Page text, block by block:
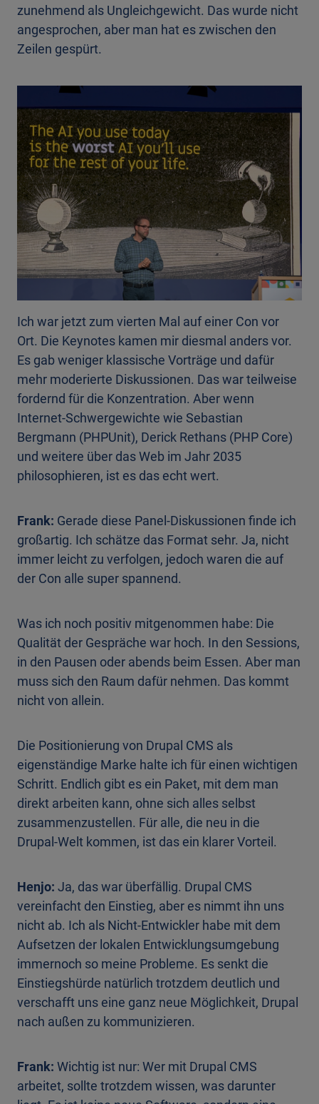
zunehmend als Ungleichgewicht. Das wurde nicht
angesprochen, aber man hat es zwischen den
Zeilen gespürt.
Ich war jetzt zum vierten Mal auf einer Con vor
Ort. Die Keynotes kamen mir diesmal anders vor.
Es gab weniger klassische Vorträge und dafür
mehr moderierte Diskussionen. Das war teilweise
fordernd für die Konzentration. Aber wenn
Internet-Schwergewichte wie Sebastian
Bergmann (PHPUnit), Derick Rethans (PHP Core)
und weitere über das Web im Jahr 2035
philosophieren, ist es das echt wert.
Frank: Gerade diese Panel-Diskussionen finde ich
großartig. Ich schätze das Format sehr. Ja, nicht
immer leicht zu verfolgen, jedoch waren die auf
der Con alle super spannend.
Was ich noch positiv mitgenommen habe: Die
Qualität der Gespräche war hoch. In den Sessions,
in den Pausen oder abends beim Essen. Aber man
muss sich den Raum dafür nehmen. Das kommt
nicht von allein.
Die Positionierung von Drupal CMS als
eigenständige Marke halte ich für einen wichtigen
Schritt. Endlich gibt es ein Paket, mit dem man
direkt arbeiten kann, ohne sich alles selbst
zusammenzustellen. Für alle, die neu in die
Drupal-Welt kommen, ist das ein klarer Vorteil.
Henjo: Ja, das war überfällig. Drupal CMS
vereinfacht den Einstieg, aber es nimmt ihn uns
nicht ab. Ich als Nicht-Entwickler habe mit dem
Aufsetzen der lokalen Entwicklungsumgebung
immernoch so meine Probleme. Es senkt die
Einstiegshürde natürlich trotzdem deutlich und
verschafft uns eine ganz neue Möglichkeit, Drupal
nach außen zu kommunizieren.
Frank: Wichtig ist nur: Wer mit Drupal CMS
arbeitet, sollte trotzdem wissen, was darunter